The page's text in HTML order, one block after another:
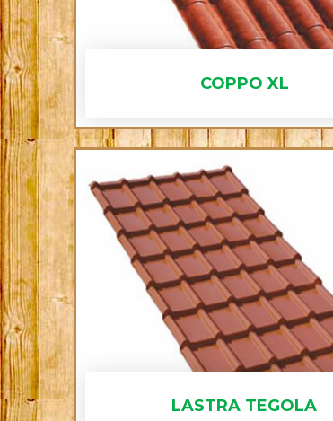
COPPO XL
LASTRA TEGOLA